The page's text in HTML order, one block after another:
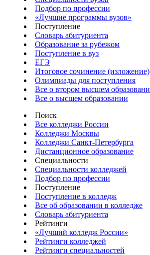
Подбор по профессии
«Лучшие программы вузов»
Поступление
Словарь абитуриента
Образование за рубежом
Поступление в вуз
ЕГЭ
Итоговое сочинение (изложение)
Олимпиады для поступления
Все о втором высшем
Все о высшем образовании
Поиск
Все колледжи России
Колледжи Москвы
Колледжи Санкт-Петербурга
Дистанционное образование
Специальности
Специальности колледжей
Подбор по профессии
Поступление
Поступление в колледж
Все об образовании в колледже
Словарь абитуриента
Рейтинги
«Лучший колледж России»
Рейтинги колледжей
Рейтинги специальностей